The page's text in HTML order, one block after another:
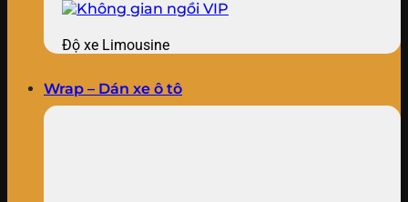
Độ xe Limousine
Wrap – Dán xe ô tô